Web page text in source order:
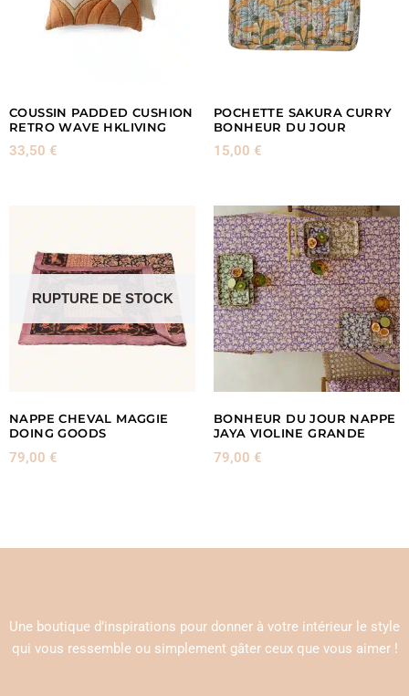
COUSSIN PADDED CUSHION
RETRO WAVE HKLIVING
33,50 €
POCHETTE SAKURA CURRY
BONHEUR DU JOUR
15,00 €
RUPTURE DE STOCK
NAPPE CHEVAL MAGGIE
DOING GOODS
79,00 €
BONHEUR DU JOUR NAPPE
JAYA VIOLINE GRANDE
79,00 €
Une boutique d’inspirations pour donner à votre intérieur le style
qui vous ressemble ou simplement gâter ceux que vous aimer !